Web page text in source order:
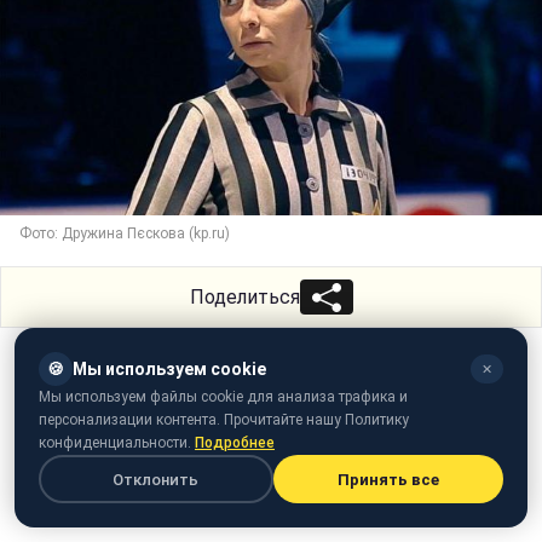
Фото: Дружина Пєскова (kp.ru)
Поделиться
🍪 Мы используем cookie ✕
Мы используем файлы cookie для анализа трафика и
персонализации контента. Прочитайте нашу Политику
конфиденциальности. Подробнее
Отклонить Принять все